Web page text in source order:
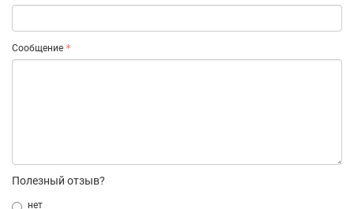
Сообщение
Полезный отзыв?
нет